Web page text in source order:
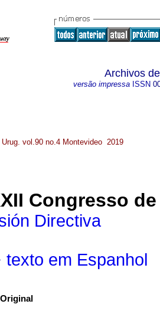
Archivos
versão impressa ISSN
vol.90 no.4 Montevideo 2019
Congresso
Directiva
texto em Espanhol